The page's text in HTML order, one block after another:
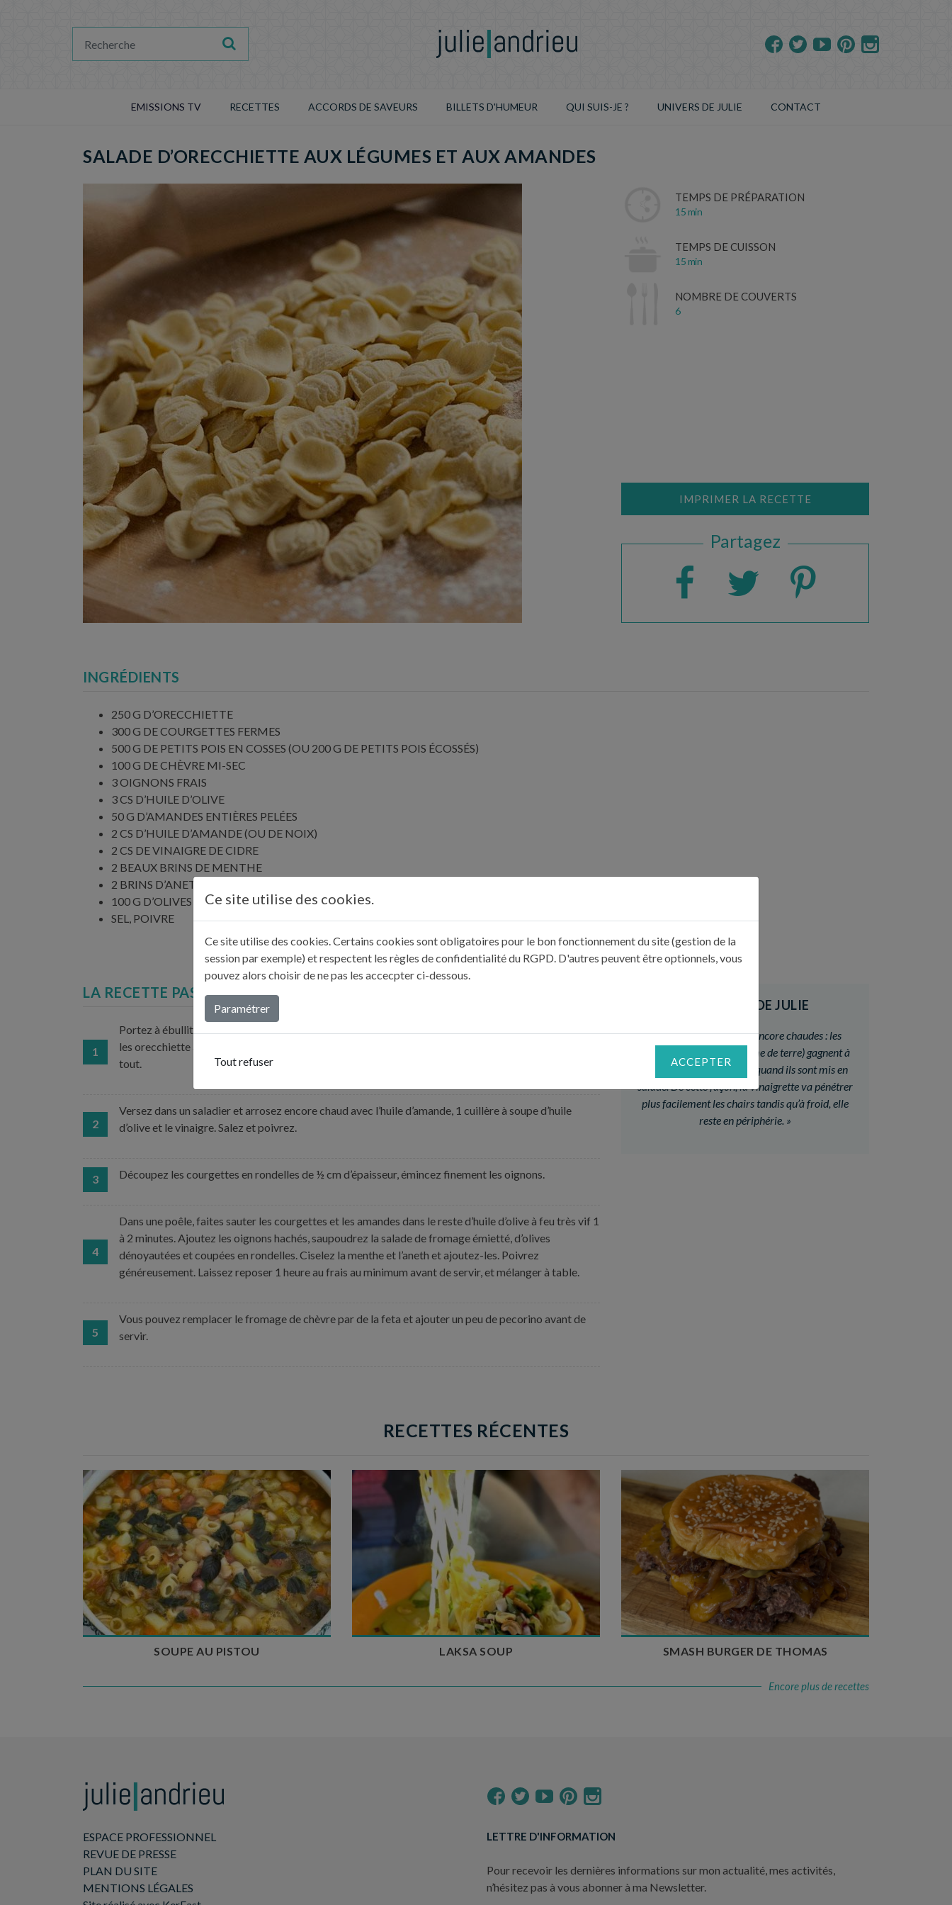
EMISSIONS TV RECETTES ACCORDS DE SAVEURS BILLETS D'HUMEUR QUI SUIS-JE ? UNIVERS DE JULIE CONTACT
SALADE D’ORECCHIETTE AUX LÉGUMES ET AUX AMANDES
TEMPS DE PRÉPARATION
15 min
TEMPS DE CUISSON
15 min
NOMBRE DE COUVERTS
6
IMPRIMER LA RECETTE
Partagez
INGRÉDIENTS
250 G D’ORECCHIETTE
300 G DE COURGETTES FERMES
500 G DE PETITS POIS EN COSSES (OU 200 G DE PETITS POIS ÉCOSSÉS)
100 G DE CHÈVRE MI-SEC
3 OIGNONS FRAIS
3 CS D’HUILE D’OLIVE
50 G D’AMANDES ENTIÈRES PELÉES
2 CS D’HUILE D’AMANDE (OU DE NOIX)
2 CS DE VINAIGRE DE CIDRE
2 BEAUX BRINS DE MENTHE
2 BRINS D’ANETH
100 G D’OLIVES NOIRES
SEL, POIVRE
LA RECETTE PAS À PAS...
1
Portez à ébullition une grande casserole d’eau bouillante salée. Ecossez les petits pois. Faites cuire
les orecchiette al dente et ajoutez les petits pois 3 minutes avant la fin de la cuisson. Egouttez le
tout.
2
Versez dans un saladier et arrosez encore chaud avec l’huile d’amande, 1 cuillère à soupe d’huile
d’olive et le vinaigre. Salez et poivrez.
3 Découpez les courgettes en rondelles de ½ cm d’épaisseur, émincez finement les oignons.
4
Dans une poêle, faites sauter les courgettes et les amandes dans le reste d’huile d’olive à feu très vif 1
à 2 minutes. Ajoutez les oignons hachés, saupoudrez la salade de fromage émietté, d’olives
dénoyautées et coupées en rondelles. Ciselez la menthe et l’aneth et ajoutez-les. Poivrez
généreusement. Laissez reposer 1 heure au frais au minimum avant de servir, et mélanger à table.
5
Vous pouvez remplacer le fromage de chèvre par de la feta et ajouter un peu de pecorino avant de
servir.
LE CONSEIL DE JULIE
«Assaisonnez les pâtes encore chaudes : les
féculents (pâtes, riz, pomme de terre) gagnent à
être assaisonnés à chaud quand ils sont mis en
salade. De cette façon, la vinaigrette va pénétrer
plus facilement les chairs tandis qu’à froid, elle
reste en périphérie. »
RECETTES RÉCENTES
Temps de préparation : 35 min
Temps de cuisson : 1h15
Nombre de couverts : 8
SOUPE AU PISTOU
Temps de préparation : 40 min
Temps de cuisson : 25 min
Nombre de couverts : 4
LAKSA SOUP
Temps de préparation : 20 min
Temps de cuisson : 5 à 10 min
Nombre de couverts : 4
SMASH BURGER DE THOMAS
Encore plus de recettes
ESPACE PROFESSIONNEL
REVUE DE PRESSE
PLAN DU SITE
MENTIONS LÉGALES
LETTRE D'INFORMATION
Pour recevoir les dernières informations sur mon actualité, mes activités,
n’hésitez pas à vous abonner à ma Newsletter.
Ce site utilise des cookies.
Ce site utilise des cookies. Certains cookies sont obligatoires pour le bon fonctionnement du site (gestion de la
session par exemple) et respectent les règles de confidentialité du RGPD. D'autres peuvent être optionnels, vous
pouvez alors choisir de ne pas les accecpter ci-dessous.
Paramétrer
Tout refuser ACCEPTER